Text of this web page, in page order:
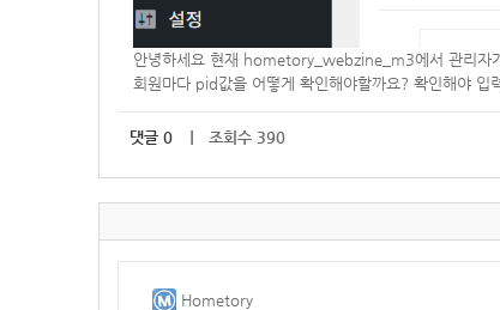
안녕하세요 현재 hometory_webzine_m3에서 관리자
회원마다 pid값을 어떻게 확인해야
댓글 0 ｜ 조회수 390
Hometory